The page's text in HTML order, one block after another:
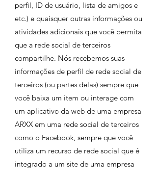
perfil, ID de usuário, lista de amigos e
etc.) e quaisquer outras informações ou
atividades adicionais que você permita
que a rede social de terceiros
compartilhe. Nós recebemos suas
informações de perfil de rede social de
terceiros (ou partes delas) sempre que
você baixa um item ou interage com
um aplicativo da web de uma empresa
ARXX em uma rede social de terceiros
como o Facebook, sempre que você
utiliza um recurso de rede social que é
integrado a um site de uma empresa